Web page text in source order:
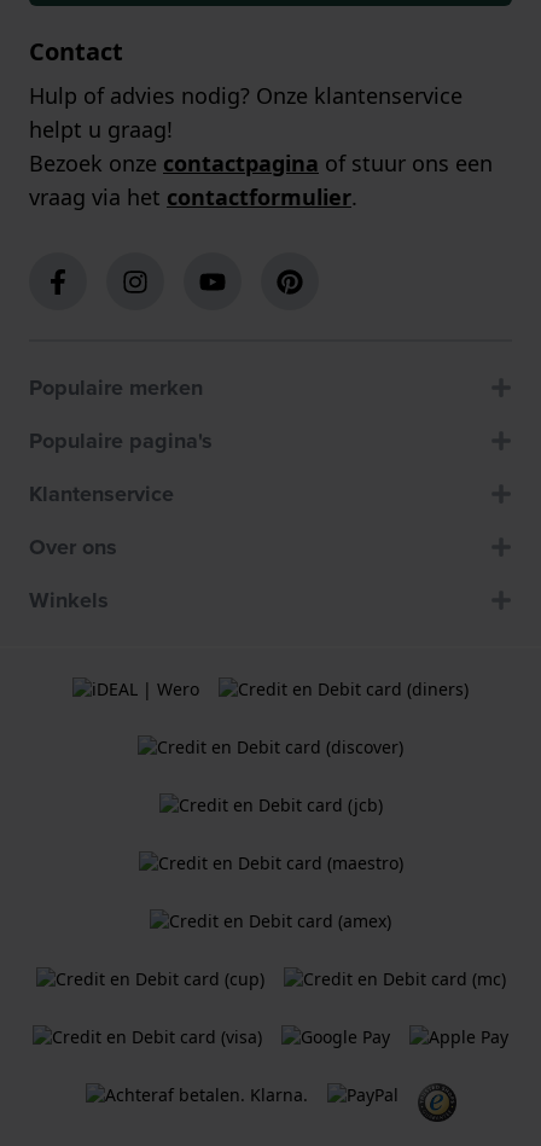
Contact
Hulp of advies nodig? Onze klantenservice
helpt u graag!
Bezoek onze contactpagina of stuur ons een
vraag via het contactformulier.
Populaire merken
Populaire pagina's
Klantenservice
Over ons
Winkels